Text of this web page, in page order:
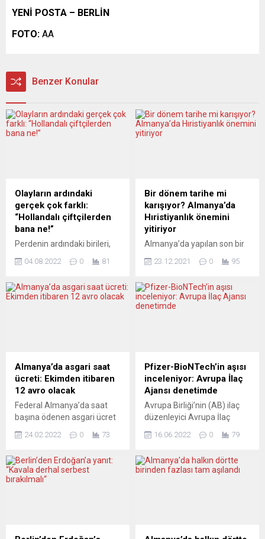
YENİ POSTA – BERLİN
FOTO: AA
Benzer Konular
Olayların ardındaki
gerçek çok farklı:
“Hollandalı çiftçilerden
bana ne!”
Perdenin ardındaki birileri,
tehlikelerle karşı karşıya
sağlama kavgası
sürerek hedeflenen “varış
noktası” bellidir. Bu
toplumun ezici çoğunluğu
ne!” diye düşünüyor olabilir.
Hatta Hollanda’daki çitçilerin
ve hayvan...
04.08.2022 0 81
Bir dönem tarihe mi
karışıyor? Almanya’da
Hıristiyanlık önemini
yitiriyor
Almanya’da yapılan son bir
Protestan kiliselerine üye
53’e düştüğünü ortaya
koydu. Uzmanlara göre
kaybetmeye devam
ederken Hristiyanlığın
toplumdaki önemi
azalıyor. Frankfurter
Allgemeine
Zeitung gazetesinin
Allensbach Kamuoyu
yaptırdığı ankete göre,
Protestan kilisesine...
23.12.2021 0 95
Almanya’da asgari saat
ücreti: Ekimden itibaren
12 avro olacak
Federal Almanya’da saat
başına ödenen asgari ücret
avroya yükseltilecek. Zamlı
onayının ardından yürürlüğe
girecek. Federal Almanya
tasarısını kabul etti. Böylece
24.02.2022 0 73
Pfizer-BioNTech’in aşısı
inceleniyor: Avrupa İlaç
Ajansı denetimde
Avrupa Birliği’nin (AB) ilaç
düzenleyici Avrupa İlaç
BioNTech’in Covid-19
varyantlarına uyumlu
öncelikle kimya, üretim,
16.06.2022 0 79